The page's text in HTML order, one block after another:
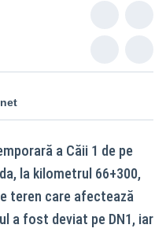
a Căii 1 de pe
la kilometrul 66+300,
teren care afectează
a fost deviat pe DN1, iar